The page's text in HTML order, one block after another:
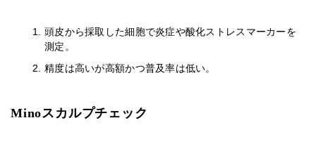
頭皮から採取した細胞で炎症や酸化ストレスマーカーを
測定。
精度は高いが高額かつ普及率は低い。
Minoスカルプチェック